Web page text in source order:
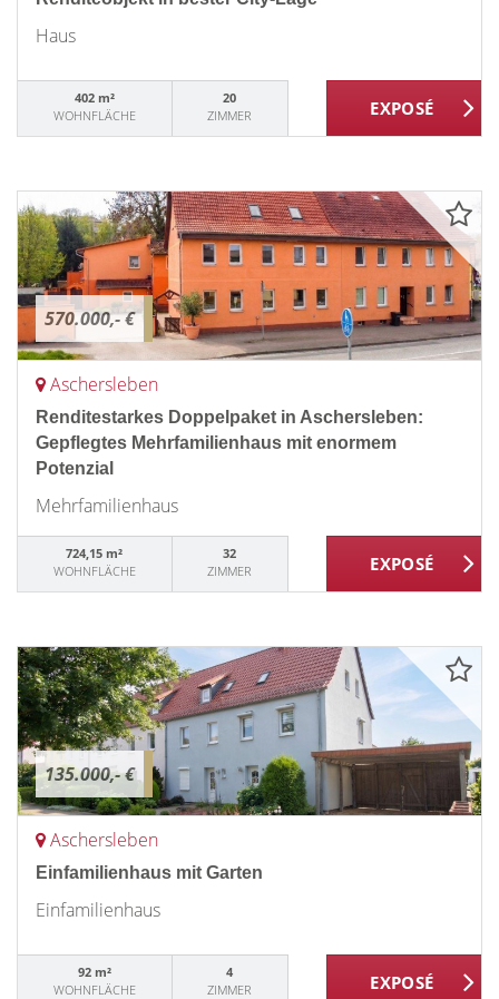
Haus
402 m²
WOHNFLÄCHE
20
ZIMMER
570.000,- €
Aschersleben
Renditestarkes Doppelpaket in Aschersleben:
Gepflegtes Mehrfamilienhaus mit enormem
Potenzial
Mehrfamilienhaus
724,15 m²
WOHNFLÄCHE
32
ZIMMER
135.000,- €
Aschersleben
Einfamilienhaus mit Garten
Einfamilienhaus
92 m²
WOHNFLÄCHE
4
ZIMMER